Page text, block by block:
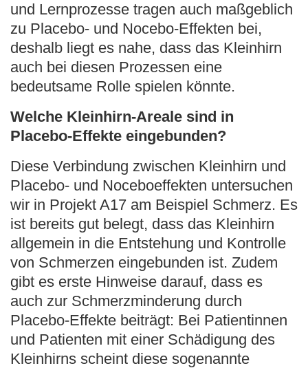
und Lernprozesse tragen auch maßgeblich
zu Placebo- und Nocebo-Effekten bei,
deshalb liegt es nahe, dass das Kleinhirn
auch bei diesen Prozessen eine
bedeutsame Rolle spielen könnte.
Welche Kleinhirn-Areale sind in
Placebo-Effekte eingebunden?
Diese Verbindung zwischen Kleinhirn und
Placebo- und Noceboeffekten untersuchen
wir in Projekt A17 am Beispiel Schmerz. Es
ist bereits gut belegt, dass das Kleinhirn
allgemein in die Entstehung und Kontrolle
von Schmerzen eingebunden ist. Zudem
gibt es erste Hinweise darauf, dass es
auch zur Schmerzminderung durch
Placebo-Effekte beiträgt: Bei Patientinnen
und Patienten mit einer Schädigung des
Kleinhirns scheint diese sogenannte